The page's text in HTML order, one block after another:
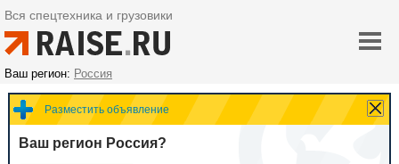
Вся спецтехника и грузовики
Ваш регион: Россия
Разместить объявление
Ваш регион Россия?